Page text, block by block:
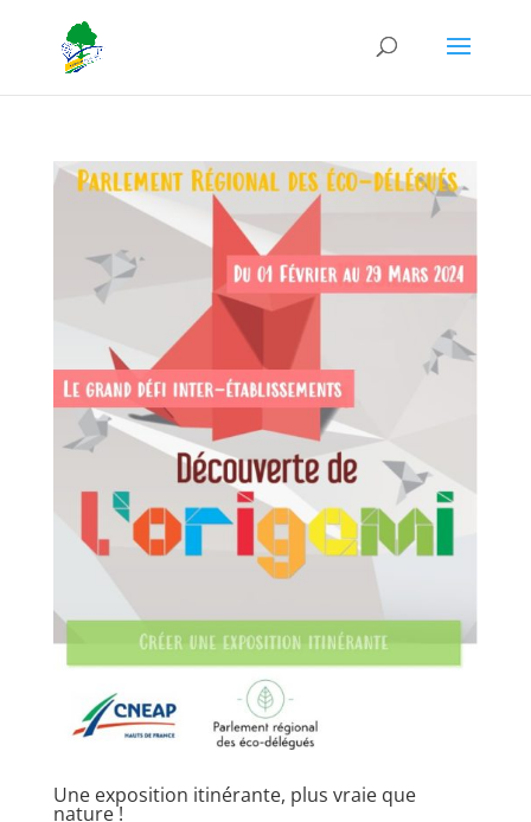
Une exposition itinérante, plus vraie que
nature !